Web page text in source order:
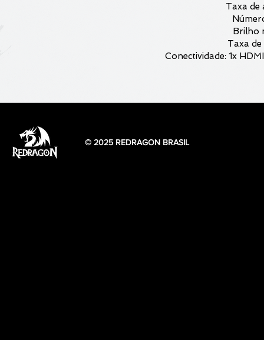
Taxa de
Brilho
Taxa
Conectividade: 1x
© 2025 REDRAGON BRASIL